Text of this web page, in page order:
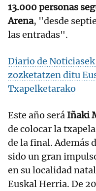
13.000 personas
Arena, "desde
las entradas".
Diario de
zozketatzen ditu
Txapelketarako
Este año será Iñaki
de colocar la
de la final. Además
sido un gran
en su localidad
Euskal Herria. De